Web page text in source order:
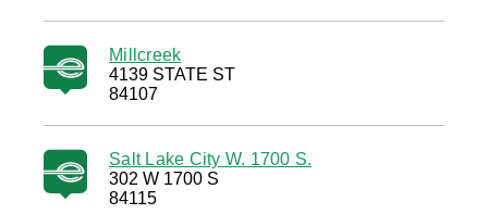
Millcreek
4139 STATE ST
84107
Salt Lake City W. 1700 S.
302 W 1700 S
84115